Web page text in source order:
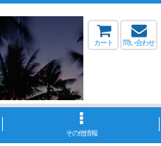
カート 問い合わせ
その他情報